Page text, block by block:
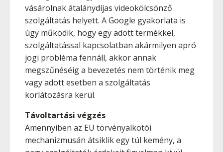
vásárolnak átalánydíjas videokölcsönző
szolgáltatás helyett. A Google gyakorlata is
úgy működik, hogy egy adott termékkel,
szolgáltatással kapcsolatban akármilyen apró
jogi probléma fennáll, akkor annak
megszűnéséig a bevezetés nem történik meg
vagy adott esetben a szolgáltatás
korlátozásra kerül.
Távoltartási végzés
Amennyiben az EU törvényalkotói
mechanizmusán átsiklik egy túl kemény, a